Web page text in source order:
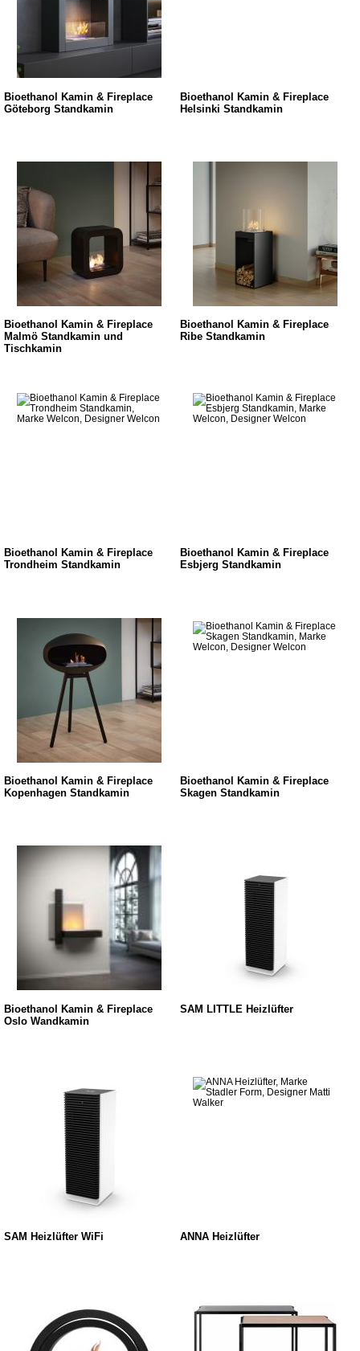
Bioethanol Kamin & Fireplace
Göteborg Standkamin
Bioethanol Kamin & Fireplace
Helsinki Standkamin
Bioethanol Kamin & Fireplace
Malmö Standkamin und
Tischkamin
Bioethanol Kamin & Fireplace
Ribe Standkamin
Bioethanol Kamin & Fireplace
Trondheim Standkamin
Bioethanol Kamin & Fireplace
Esbjerg Standkamin
Bioethanol Kamin & Fireplace
Kopenhagen Standkamin
Bioethanol Kamin & Fireplace
Skagen Standkamin
Bioethanol Kamin & Fireplace
Oslo Wandkamin
SAM LITTLE Heizlüfter
SAM Heizlüfter WiFi ANNA Heizlüfter